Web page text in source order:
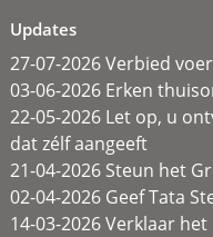
Updates
27-07-2026 Verbied
03-06-2026 Erken
22-05-2026 Let op, u
dat zélf aangeeft
21-04-2026 Steun het
02-04-2026 Geef Tata
14-03-2026 Verklaar